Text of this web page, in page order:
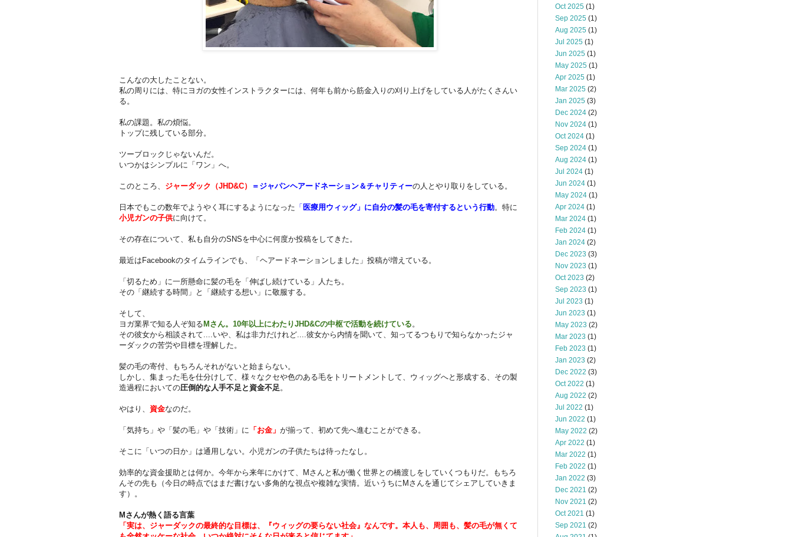
こんなの大したことない。
私の周りには、特にヨガの女性インストラクターには、何年も前から筋金入りの刈り上げをしている人がたくさんい
る。
私の課題。私の煩悩。
トップに残している部分。
ツーブロックじゃないんだ。
いつかはシンプルに「ワン」へ。
このところ、 ジャーダック（JHD&C） ＝ジャパンヘアードネーション＆チャリティーの人とやり取りをしている。
日本でもこの数年でようやく耳にするようになった 「医療用ウィッグ」に自分の髪の毛を寄付するという行動。特に
小児ガンの子供に向けて。
その存在について、私も自分のSNSを中心に何度か投稿をしてきた。
最近はFacebookのタイムラインでも、「ヘアードネーションしました」投稿が増えている。
「切るため」に一所懸命に髪の毛を「伸ばし続けている」人たち。
その「継続する時間」と「継続する想い」に敬服する。
そして、
ヨガ業界で知る人ぞ知るMさん。10年以上にわたりJHD&Cの中枢で活動を続けている 。
その彼女から相談されて....いや、私は非力だけれど....彼女から内情を聞いて、知ってるつもりで知らなかったジャ
ーダックの苦労や目標を理解した。
髪の毛の寄付、もちろんそれがないと始まらない。
しかし、集まった毛を仕分けして、様々なクセや色のある毛をトリートメントして、ウィッグへと形成する、その製
造過程においての圧倒的な人手不足と資金不足 。
やはり、 資金なのだ。
「気持ち」や「髪の毛」や「技術」に 「お金」 が揃って、初めて先へ進むことができる。
そこに「いつの日か」は通用しない。小児ガンの子供たちは待ったなし。
効率的な資金援助とは何か。今年から来年にかけて、Mさんと私が働く世界との橋渡しをしていくつもりだ。もちろ
んその先も
（今日の時点ではまだ書けない多角的な視点や複雑な実情。近いうちにMさんを通じてシェアしていきま
す）。
Mさんが熱く語る言葉
「実は、ジャーダックの最終的な目標は、『ウィッグの要らない社会』なんです。本人も、周囲も、髪の毛が無くて
Oct 2025 (1)
Sep 2025 (1)
Aug 2025 (1)
Jul 2025 (1)
Jun 2025 (1)
May 2025 (1)
Apr 2025 (1)
Mar 2025 (2)
Jan 2025 (3)
Dec 2024 (2)
Nov 2024 (1)
Oct 2024 (1)
Sep 2024 (1)
Aug 2024 (1)
Jul 2024 (1)
Jun 2024 (1)
May 2024 (1)
Apr 2024 (1)
Mar 2024 (1)
Feb 2024 (1)
Jan 2024 (2)
Dec 2023 (3)
Nov 2023 (1)
Oct 2023 (2)
Sep 2023 (1)
Jul 2023 (1)
Jun 2023 (1)
May 2023 (2)
Mar 2023 (1)
Feb 2023 (1)
Jan 2023 (2)
Dec 2022 (3)
Oct 2022 (1)
Aug 2022 (2)
Jul 2022 (1)
Jun 2022 (1)
May 2022 (2)
Apr 2022 (1)
Mar 2022 (1)
Feb 2022 (1)
Jan 2022 (3)
Dec 2021 (2)
Nov 2021 (2)
Oct 2021 (1)
Sep 2021 (2)